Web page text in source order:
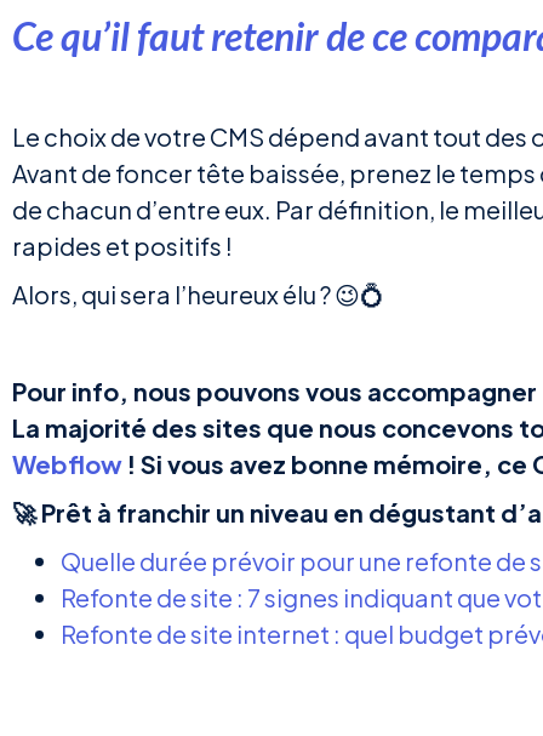
Ce qu’il faut retenir de ce
Le choix de votre CMS dépend avant tout
Avant de foncer tête baissée, prenez le
de chacun d’entre eux. Par définition, le
rapides et positifs !
Alors, qui sera l’heureux élu ? 😉💍
Pour info, nous pouvons vous
La majorité des sites que nous concevons
Webflow ! Si vous avez bonne mémoire, ce
🚀 Prêt à franchir un niveau en dégustant
Quelle durée prévoir pour une refonte de
Refonte de site : 7 signes indiquant que
Refonte de site internet : quel budget